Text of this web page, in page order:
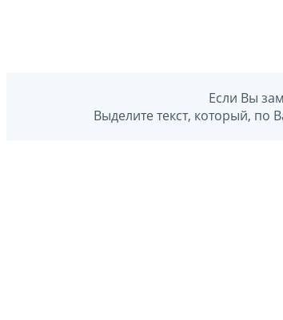
Если Вы
Выделите текст, который,